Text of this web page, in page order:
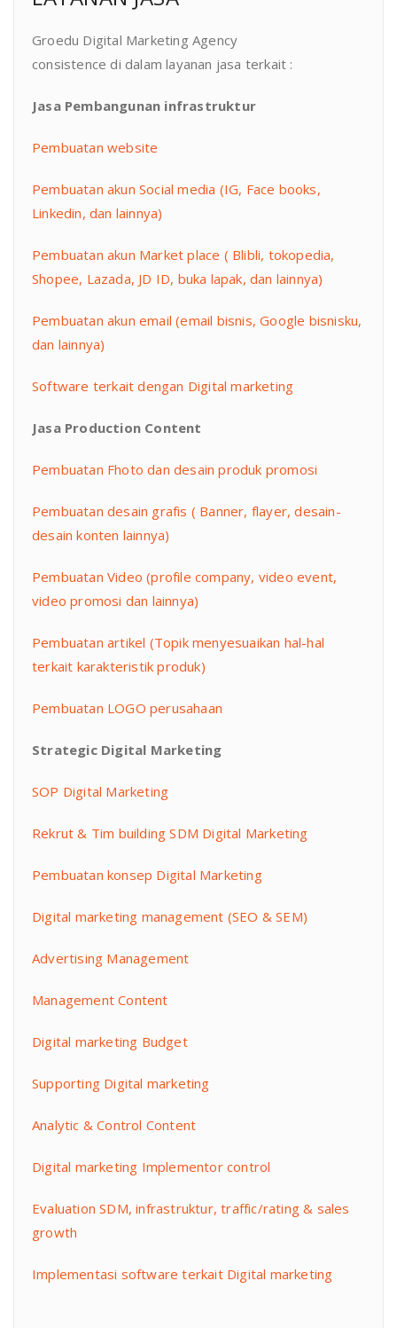
Groedu Digital Marketing Agency
consistence di dalam layanan jasa terkait :
Jasa Pembangunan infrastruktur
Pembuatan website
Pembuatan akun Social media (IG, Face books,
Linkedin, dan lainnya)
Pembuatan akun Market place ( Blibli, tokopedia,
Shopee, Lazada, JD ID, buka lapak, dan lainnya)
Pembuatan akun email (email bisnis, Google bisnisku,
dan lainnya)
Software terkait dengan Digital marketing
Jasa Production Content
Pembuatan Fhoto dan desain produk promosi
Pembuatan desain grafis ( Banner, flayer, desain-
desain konten lainnya)
Pembuatan Video (profile company, video event,
video promosi dan lainnya)
Pembuatan artikel (Topik menyesuaikan hal-hal
terkait karakteristik produk)
Pembuatan LOGO perusahaan
Strategic Digital Marketing
SOP Digital Marketing
Rekrut & Tim building SDM Digital Marketing
Pembuatan konsep Digital Marketing
Digital marketing management (SEO & SEM)
Advertising Management
Management Content
Digital marketing Budget
Supporting Digital marketing
Analytic & Control Content
Digital marketing Implementor control
Evaluation SDM, infrastruktur, traffic/rating & sales
growth
Implementasi software terkait Digital marketing